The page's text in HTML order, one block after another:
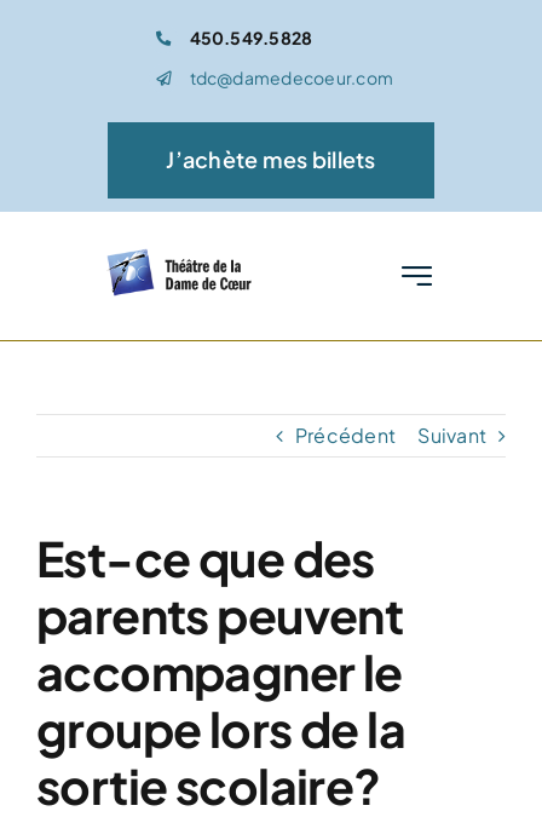
450.549.5828
tdc@damedecoeur.com
J’achète mes billets
Toggle
Accueil
Spectacle
Événements spéciaux
Le théâtre
Nous joindre
Précédent Suivant
Est-ce que des
parents peuvent
accompagner le
groupe lors de la
sortie scolaire?